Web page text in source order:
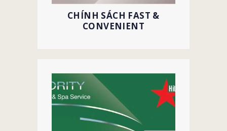
CHÍNH SÁCH FAST &
CONVENIENT